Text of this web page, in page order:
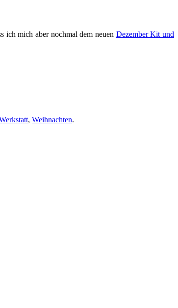
ich mich aber nochmal dem neuen Dezember Kit und
, Weihnachten.